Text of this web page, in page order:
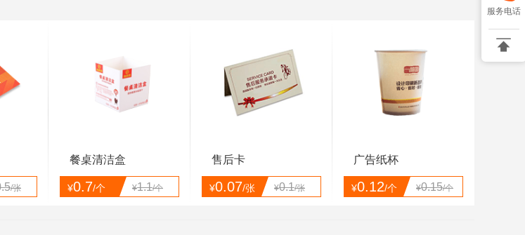
/张
餐桌清洁盒
¥0.7/个 ¥1.1/个
售后卡
¥0.07/张 ¥0.1/张
广告纸杯
¥0.12/个 ¥0.15/个
服务电话
